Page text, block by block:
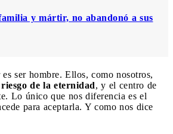
y mártir, no abandonó a sus
ser hombre. Ellos, como nosotros,
de la eternidad, y el centro de
Lo único que nos diferencia es el
para aceptarla. Y como nos dice